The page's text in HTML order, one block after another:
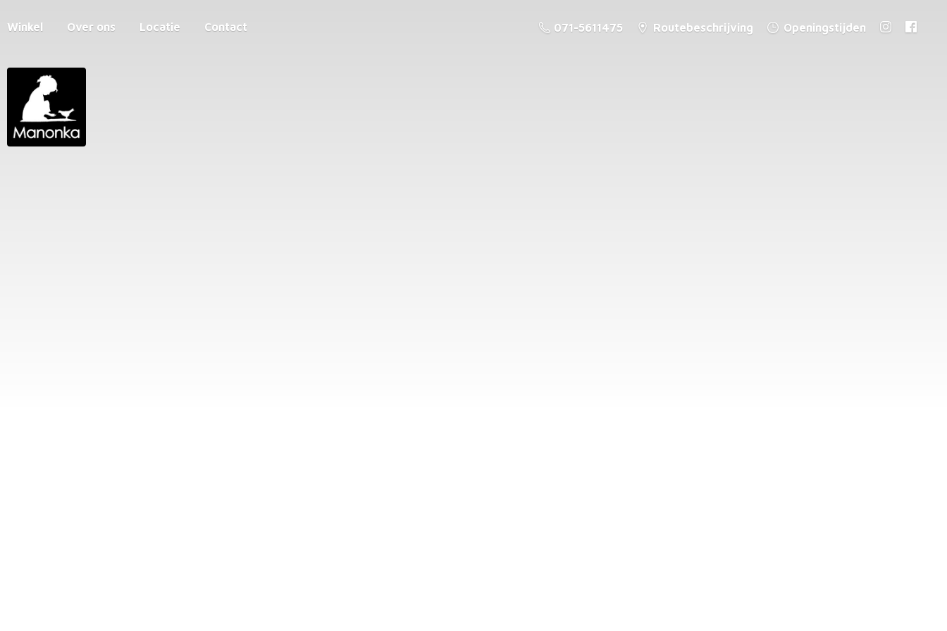
Winkel Over ons Locatie Contact 071-5611475 Routebeschrijving Openingstijden